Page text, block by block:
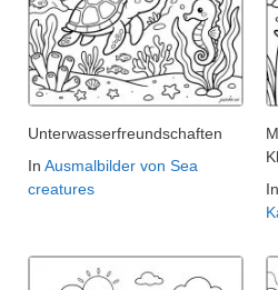
Unterwasserfreundschaften
In Ausmalbilder von Sea
creatures
In